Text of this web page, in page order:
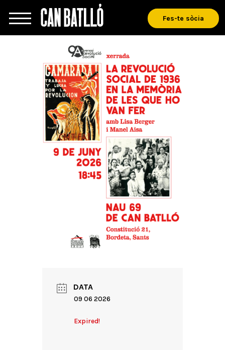
Fes-te sòcia
DATA
09 06 2026
Expired!